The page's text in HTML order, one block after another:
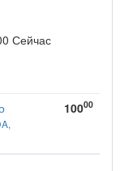
Сейчас
10000